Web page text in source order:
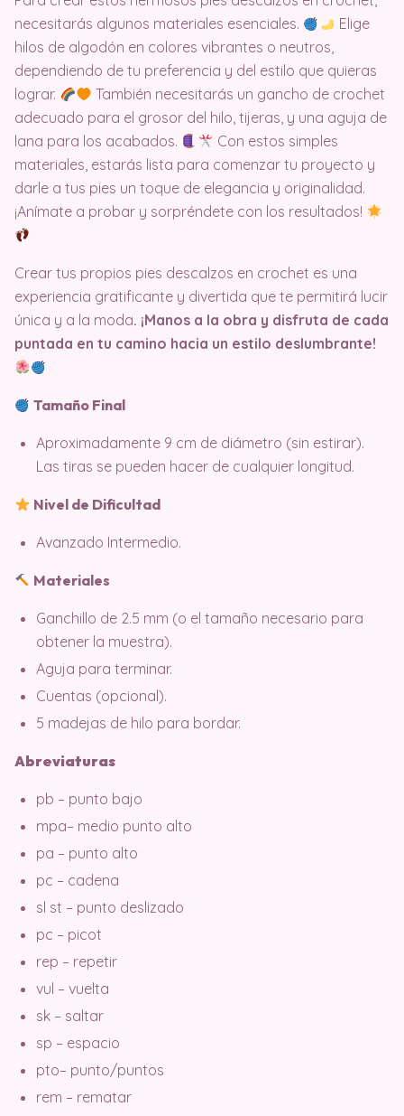
necesitarás algunos materiales esenciales.
Elige
hilos de algodón en colores vibrantes o neutros,
dependiendo de tu preferencia y del estilo que quieras
lograr.
También necesitarás un gancho de crochet
adecuado para el grosor del hilo, tijeras, y una aguja de
lana para los acabados.
Con estos simples
materiales, estarás lista para comenzar tu proyecto y
darle a tus pies un toque de elegancia y originalidad.
¡Anímate a probar y sorpréndete con los resultados!
Crear tus propios pies descalzos en crochet es una
experiencia gratificante y divertida que te permitirá lucir
única y a la moda. ¡Manos a la obra y disfruta de cada
puntada en tu camino hacia un estilo deslumbrante!
Tamaño Final
Aproximadamente 9 cm de diámetro (sin estirar).
Las tiras se pueden hacer de cualquier longitud.
Nivel de Dificultad
Avanzado Intermedio.
Materiales
Ganchillo de 2.5 mm (o el tamaño necesario para
obtener la muestra).
Aguja para terminar.
Cuentas (opcional).
5 madejas de hilo para bordar.
Abreviaturas
pb – punto bajo
mpa– medio punto alto
pa – punto alto
pc – cadena
sl st – punto deslizado
pc – picot
rep – repetir
vul – vuelta
sk – saltar
sp – espacio
pto– punto/puntos
rem – rematar